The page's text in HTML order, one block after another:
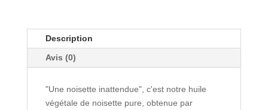
Description
Avis (0)
"Une noisette inattendue", c'est notre huile
végétale de noisette pure, obtenue par